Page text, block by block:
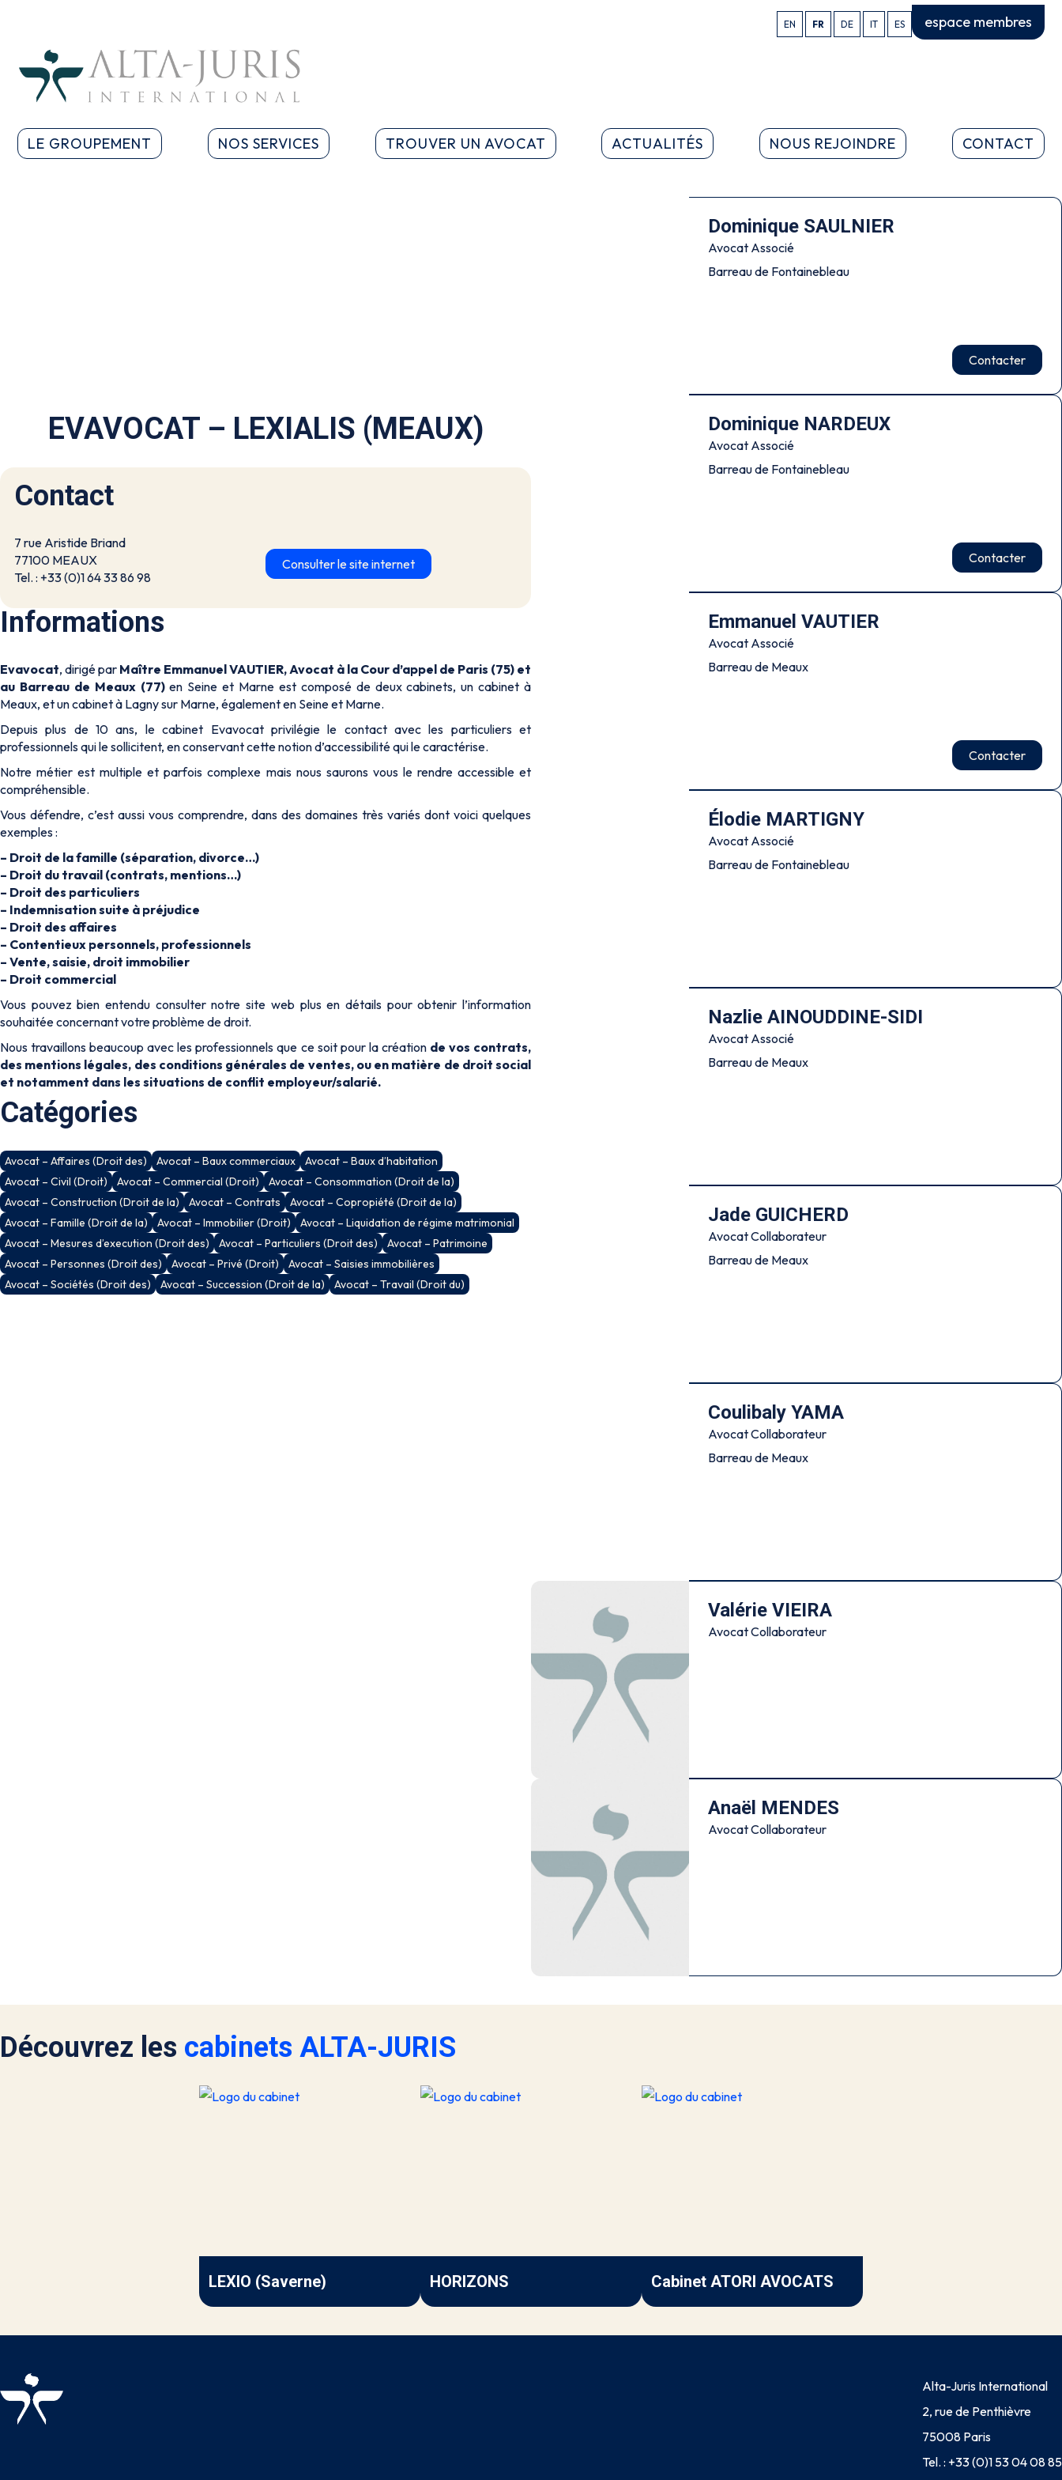
EN FR DE IT ES espace membres
LE GROUPEMENT NOS SERVICES TROUVER UN AVOCAT ACTUALITÉS NOUS REJOINDRE CONTACT
EVAVOCAT – LEXIALIS (MEAUX)
Contact
7 rue Aristide Briand
77100 MEAUX
Tel. : +33 (0)1 64 33 86 98
Consulter le site internet
Informations
Evavocat, dirigé par Maître Emmanuel VAUTIER, Avocat à la Cour d’appel de Paris (75) et
au Barreau de Meaux (77)en Seine et Marne est composé de deux cabinets, un cabinet à
Meaux, et un cabinet à Lagny sur Marne, également en Seine et Marne.
Depuis plus de 10 ans, le cabinet Evavocat privilégie le contact avec les particuliers et
professionnels qui le sollicitent, en conservant cette notion d’accessibilité qui le caractérise.
Notre métier est multiple et parfois complexe mais nous saurons vous le rendre accessible et
compréhensible.
Vous défendre, c’est aussi vous comprendre, dans des domaines très variés dont voici quelques
exemples :
– Droit de la famille (séparation, divorce…)
– Droit du travail (contrats, mentions…)
– Droit des particuliers
– Indemnisation suite à préjudice
– Droit des affaires
– Contentieux personnels, professionnels
– Vente, saisie, droit immobilier
– Droit commercial
Vous pouvez bien entendu consulter notre site web plus en détails pour obtenir l’information
souhaitée concernant votre problème de droit.
Nous travaillons beaucoup avec les professionnels que ce soit pour la création de vos contrats,
des mentions légales, des conditions générales de ventes, ou en matière de droit social
et notamment dans les situations de conflit employeur/salarié.
Catégories
Avocat – Affaires (Droit des) Avocat – Baux commerciaux
Avocat – Baux d’habitation
Avocat – Civil (Droit)
Avocat – Commercial (Droit)
Avocat – Consommation (Droit de la)
Avocat – Construction (Droit de la)
Avocat – Contrats
Avocat – Copropiété (Droit de la)
Avocat – Famille (Droit de la)
Avocat – Immobilier (Droit)
Avocat – Liquidation de régime matrimonial
Avocat – Mesures d’execution (Droit des)
Avocat – Particuliers (Droit des)
Avocat – Patrimoine
Avocat – Personnes (Droit des)
Avocat – Privé (Droit)
Avocat – Saisies immobilières
Avocat – Sociétés (Droit des)
Avocat – Succession (Droit de la) Avocat – Travail (Droit du)
Dominique SAULNIER
Avocat Associé
Barreau de Fontainebleau
Contacter
Dominique NARDEUX
Avocat Associé
Barreau de Fontainebleau
Contacter
Emmanuel VAUTIER
Avocat Associé
Barreau de Meaux
Contacter
Élodie MARTIGNY
Avocat Associé
Barreau de Fontainebleau
Nazlie AINOUDDINE-SIDI
Avocat Associé
Barreau de Meaux
Jade GUICHERD
Avocat Collaborateur
Barreau de Meaux
Coulibaly YAMA
Avocat Collaborateur
Barreau de Meaux
Valérie VIEIRA
Avocat Collaborateur
Anaël MENDES
Avocat Collaborateur
Découvrez les cabinets ALTA-JURIS
LEXIO (Saverne) HORIZONS Cabinet ATORI AVOCATS
Alta-Juris International
2, rue de Penthièvre
75008 Paris
Tel. : +33 (0)1 53 04 08 85